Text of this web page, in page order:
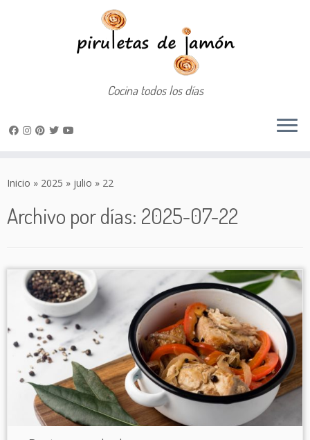
Cocina todos los días
Inicio » 2025 » julio » 22
Archivo por días: 2025-07-22